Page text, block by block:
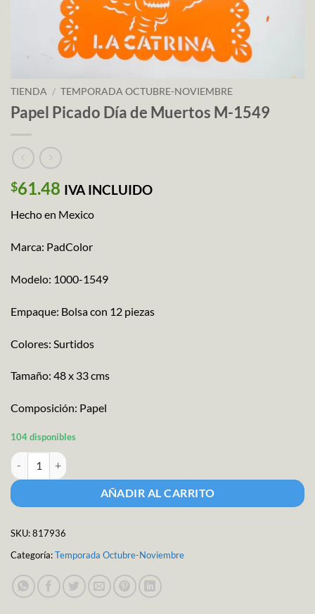
TIENDA / TEMPORADA OCTUBRE-NOVIEMBRE
Papel Picado Día de Muertos M-1549
$61.48 IVA INCLUIDO
Hecho en Mexico
Marca: PadColor
Modelo: 1000-1549
Empaque: Bolsa con 12 piezas
Colores: Surtidos
Tamaño: 48 x 33 cms
Composición: Papel
104 disponibles
Papel Picado Día de Muertos M-1549 cantidad
AÑADIR AL CARRITO
SKU:817936
Categoría:Temporada Octubre-Noviembre